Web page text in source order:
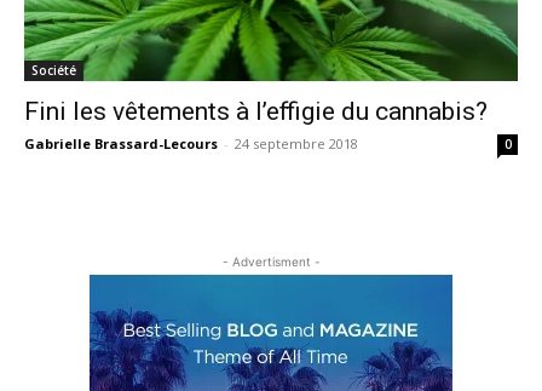
Société
Fini les vêtements à l’effigie du cannabis?
Gabrielle Brassard-Lecours - 24 septembre 2018 0
- Advertisment -